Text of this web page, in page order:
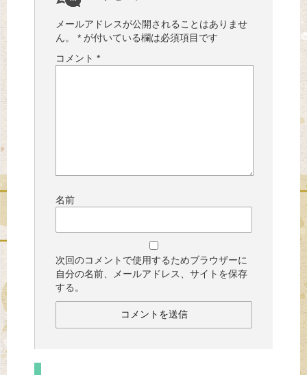
メールアドレスが公開されることはありませ
ん。
* が付いている欄は必須項目です
コメント *
名前
次回のコメントで使用するためブラウザーに
自分の名前、メールアドレス、サイトを保存
する。